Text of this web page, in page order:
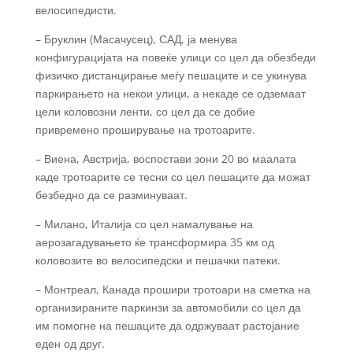
велосипедисти.
– Бруклин (Масачусец), САД, ја менува
конфигурацијата на повеќе улици со цел да обезбеди
физичко дистанцирање меѓу пешаците и се укинува
паркирањето на некои улици, а некаде се одземаат
цели коловозни ленти, со цел да се добие
привремено проширување на тротоарите.
– Виена, Австрија, воспостави зони 20 во маалата
каде тротоарите се тесни со цел пешаците да можат
безбедно да се разминуваат.
– Милано, Италија со цел намалување на
аерозагадувањето ќе трансформира 35 км од
коловозите во велосипедски и пешачки патеки.
– Монтреал, Канада прошири тротоари на сметка на
организираните паркинзи за автомобили со цел да
им помогне на пешаците да одржуваат растојание
еден од друг.